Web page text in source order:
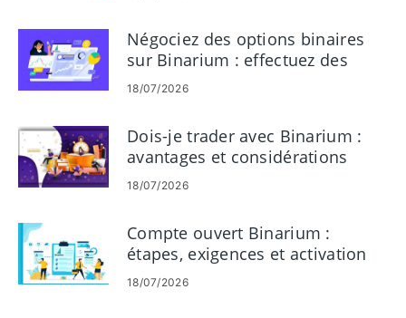
Négociez des options binaires
sur Binarium : effectuez des
transactions, lisez des
graphiques, gérez les risques
18/07/2026
Dois-je trader avec Binarium :
avantages et considérations
18/07/2026
Compte ouvert Binarium :
étapes, exigences et activation
18/07/2026